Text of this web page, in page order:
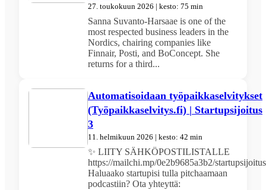
27. toukokuun 2026 | kesto: 75 min
Sanna Suvanto-Harsaae is one of the
most respected business leaders in the
Nordics, chairing companies like
Finnair, Posti, and BoConcept. She
returns for a third...
Automatisoidaan työpaikkaselvitykset
(Työpaikkaselvitys.fi) | Startupsijoitus
3
11. helmikuun 2026 | kesto: 42 min
✨ LIITY SÄHKÖPOSTILISTALLE
https://mailchi.mp/0e2b9685a3b2/startupsijoitus
Haluaako startupisi tulla pitchaamaan
podcastiin? Ota yhteyttä: